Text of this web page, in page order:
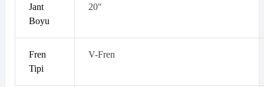
Jant
Boyu
20"
Fren
Tipi
V-Fren